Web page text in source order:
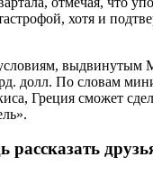
хотя и
долл. По словам
Греция сможет
рассказать